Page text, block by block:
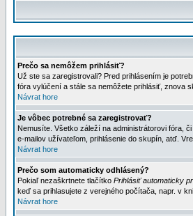
Prečo sa nemôžem prihlásiť?
Už ste sa zaregistrovali? Pred prihlásením je
fóra vylúčení a stále sa nemôžete prihlásiť, znova
Návrat hore
Je vôbec potrebné sa zaregistrovať?
Nemusíte. Všetko záleží na administrátorovi fóra,
e-mailov užívateľom, prihlásenie do skupín, atď.
Návrat hore
Prečo som automaticky odhlásený?
Pokiaľ nezaškrtnete tlačítko Prihlásiť automaticky
keď sa prihlasujete z verejného počítača, napr. v
Návrat hore